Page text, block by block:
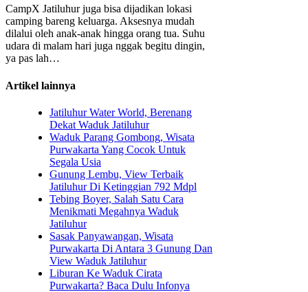
CampX Jatiluhur juga bisa dijadikan lokasi
camping bareng keluarga. Aksesnya mudah
dilalui oleh anak-anak hingga orang tua. Suhu
udara di malam hari juga nggak begitu dingin,
ya pas lah…
Artikel lainnya
Jatiluhur Water World, Berenang
Dekat Waduk Jatiluhur
Waduk Parang Gombong, Wisata
Purwakarta Yang Cocok Untuk
Segala Usia
Gunung Lembu, View Terbaik
Jatiluhur Di Ketinggian 792 Mdpl
Tebing Boyer, Salah Satu Cara
Menikmati Megahnya Waduk
Jatiluhur
Sasak Panyawangan, Wisata
Purwakarta Di Antara 3 Gunung Dan
View Waduk Jatiluhur
Liburan Ke Waduk Cirata
Purwakarta? Baca Dulu Infonya